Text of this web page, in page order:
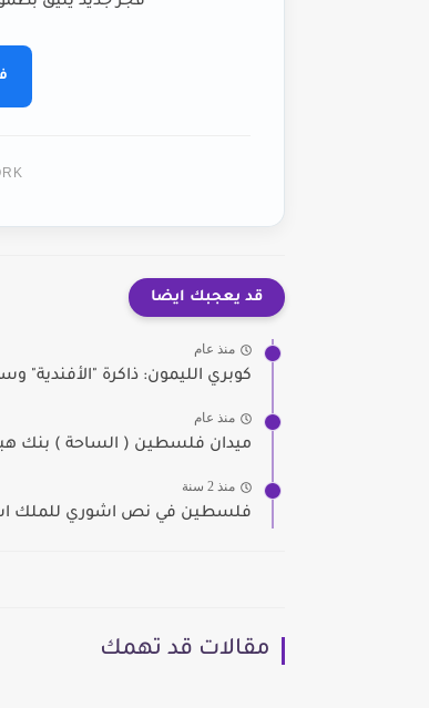
قد يعجبك ايضا
منذ عام
كوبري الليمون: ذاكرة "الأفندية"
منذ عام
ميدان فلسطين ( الساحة ) بنك
منذ 2 سنة
فلسطين في نص اشوري للملك
مقالات قد تهمك